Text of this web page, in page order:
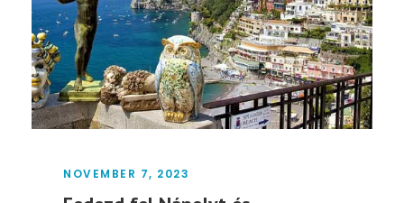
NOVEMBER 7, 2023